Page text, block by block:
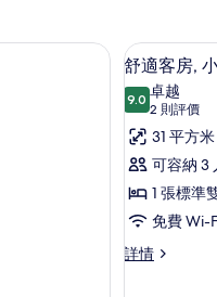
, 露台 | 房內夾萬、書桌、隔音、
載
入
所
有
舒
適
客
房,
5
舒適客房,
9.09.0 分，滿分
卓越
2 則評價
(2
則
評
價)
31 平方米
可容納 3
1 張標準
免費 Wi-
詳情
舒